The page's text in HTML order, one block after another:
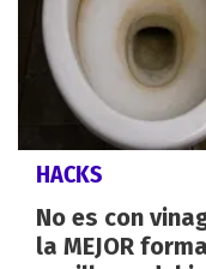
HACKS
No es con
la MEJOR